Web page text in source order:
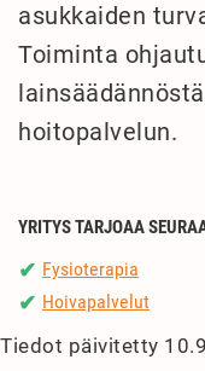
asukkaiden
Toiminta
hoitopalvelun.
YRITYS TARJOAA
✔ Fysioterapia
✔ Hoivapalvelut
Tiedot päivitetty